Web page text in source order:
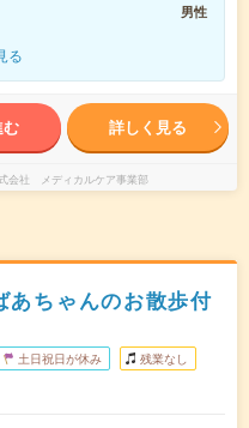
男性
る
む 詳しく見る
会社 メディカルケア事業部
あちゃんのお散歩付
土日祝日が休み 残業なし